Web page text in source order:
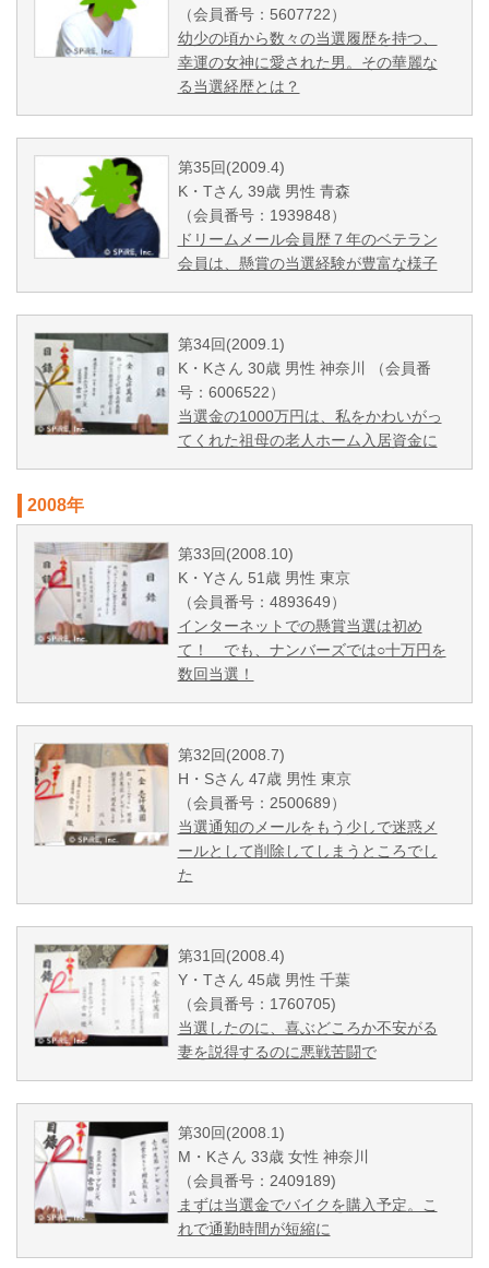
（会員番号：5607722）
幼少の頃から数々の当選履歴を持つ、
幸運の女神に愛された男。その華麗な
る当選経歴とは？
第35回(2009.4)
K・Tさん 39歳 男性 青森
（会員番号：1939848）
ドリームメール会員歴７年のベテラン
会員は、懸賞の当選経験が豊富な様子
第34回(2009.1)
K・Kさん 30歳 男性 神奈川 （会員番
号：6006522）
当選金の1000万円は、私をかわいがっ
てくれた祖母の老人ホーム入居資金に
2008年
第33回(2008.10)
K・Yさん 51歳 男性 東京
（会員番号：4893649）
インターネットでの懸賞当選は初め
て！ でも、ナンバーズでは○十万円を
数回当選！
第32回(2008.7)
H・Sさん 47歳 男性 東京
（会員番号：2500689）
当選通知のメールをもう少しで迷惑メ
ールとして削除してしまうところでし
た
第31回(2008.4)
Y・Tさん 45歳 男性 千葉
（会員番号：1760705)
当選したのに、喜ぶどころか不安がる
妻を説得するのに悪戦苦闘で
第30回(2008.1)
M・Kさん 33歳 女性 神奈川
（会員番号：2409189)
まずは当選金でバイクを購入予定。こ
れで通勤時間が短縮に